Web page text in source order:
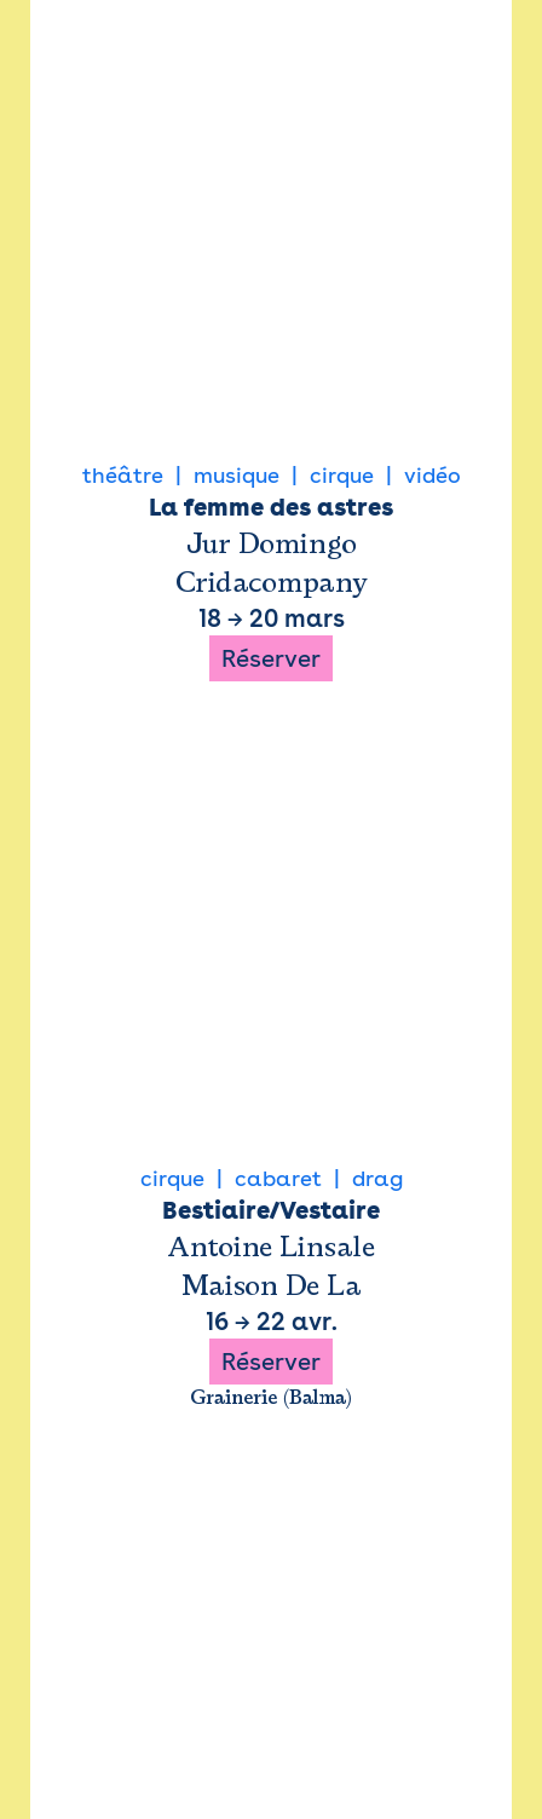
théâtre musique cirque vidéo
La femme des astres
Jur Domingo
Cridacompany
18 → 20 mars
Réserver
cirque cabaret drag
Bestiaire/Vestaire
Antoine Linsale
Maison De La
16→ 22 avr.
Réserver
Grainerie (Balma)